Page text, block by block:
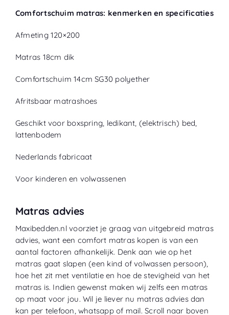
Comfortschuim matras: kenmerken en specificaties
Afmeting 120×200
Matras 18cm dik
Comfortschuim 14cm SG30 polyether
Afritsbaar matrashoes
Geschikt voor boxspring, ledikant, (elektrisch) bed,
lattenbodem
Nederlands fabricaat
Voor kinderen en volwassenen
Matras advies
Maxibedden.nl voorziet je graag van uitgebreid matras
advies, want een comfort matras kopen is van een
aantal factoren afhankelijk. Denk aan wie op het
matras gaat slapen (een kind of volwassen persoon),
hoe het zit met ventilatie en hoe de stevigheid van het
matras is. Indien gewenst maken wij zelfs een matras
op maat voor jou. Wil je liever nu matras advies dan
kan per telefoon, whatsapp of mail. Scroll naar boven